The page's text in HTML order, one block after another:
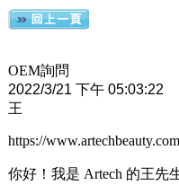
OEM詢問
2022/3/21 下午 05:03:22
王
https://www.artechbeauty.com
你好！我是 Artech 的王先